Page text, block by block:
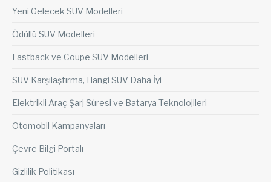
Yeni Gelecek SUV Modelleri
Ödüllü SUV Modelleri
Fastback ve Coupe SUV Modelleri
SUV Karşılaştırma, Hangi SUV Daha İyi
Elektrikli Araç Şarj Süresi ve Batarya Teknolojileri
Otomobil Kampanyaları
Çevre Bilgi Portalı
Gizlilik Politikası